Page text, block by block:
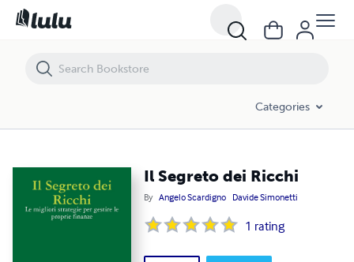
Categories
Il Segreto dei Ricchi
By Angelo Scardigno Davide Simonetti
1 rating
Il Segreto dei Ricchi